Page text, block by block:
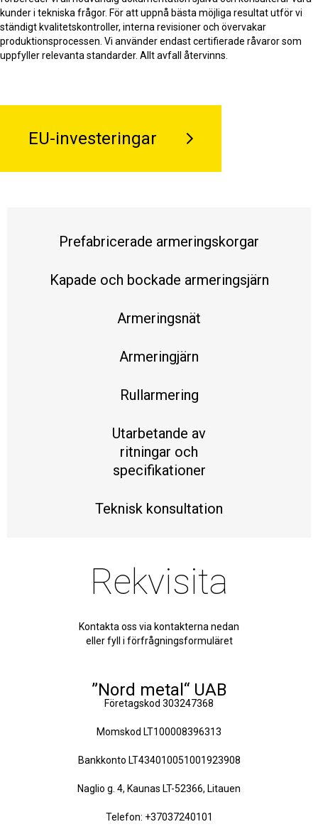
kunder i tekniska frågor. För att uppnå bästa möjliga resultat utför vi
ständigt kvalitetskontroller, interna revisioner och övervakar
produktionsprocessen. Vi använder endast certifierade råvaror som
uppfyller relevanta standarder. Allt avfall återvinns.
EU-investeringar
Prefabricerade armeringskorgar
Kapade och bockade armeringsjärn
Armeringsnät
Armeringjärn
Rullarmering
Utarbetande av
ritningar och
specifikationer
Teknisk konsultation
Rekvisita
Kontakta oss via kontakterna nedan
eller fyll i förfrågningsformuläret
”Nord metal“ UAB
Företagskod 303247368
Momskod LT100008396313
Bankkonto LT434010051001923908
Naglio g. 4, Kaunas LT-52366, Litauen
Telefon: +37037240101